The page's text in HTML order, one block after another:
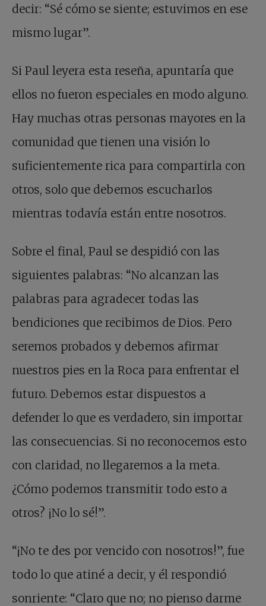
decir: “Sé cómo se siente; estuvimos en ese
mismo lugar”.
Si Paul leyera esta reseña, apuntaría que
ellos no fueron especiales en modo alguno.
Hay muchas otras personas mayores en la
comunidad que tienen una visión lo
suficientemente rica para compartirla con
otros, solo que debemos escucharlos
mientras todavía están entre nosotros.
Sobre el final, Paul se despidió con las
siguientes palabras: “No alcanzan las
palabras para agradecer todas las
bendiciones que recibimos de Dios. Pero
seremos probados y debemos afirmar
nuestros pies en la Roca para enfrentar el
futuro. Debemos estar dispuestos a
defender lo que es verdadero, sin importar
las consecuencias. Si no reconocemos esto
con claridad, no llegaremos a la meta.
¿Cómo podemos transmitir todo esto a
otros? ¡No lo sé!”.
“¡No te des por vencido con nosotros!”, fue
todo lo que atiné a decir, y él respondió
sonriente: “Claro que no; no pienso darme